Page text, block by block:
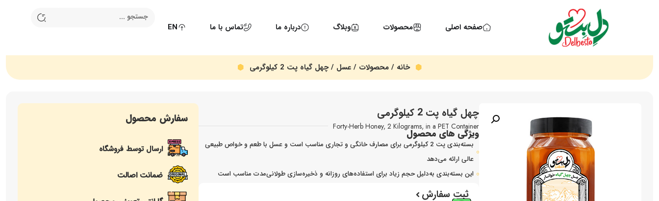
صفحه اصلی محصولات وبلاگ درباره ما تماس با ما EN
خانه /محصولات /عسل / چهل گیاه پت 2 کیلوگرمی
چهل گیاه پت 2 کیلوگرمی
Forty-Herb Honey, 2 Kilograms, in a PET Container
ویژگی های محصول
بسته‌بندی پت 2 کیلوگرمی برای مصارف خانگی و تجاری مناسب است و عسل با طعم و خواص طبیعی
عالی ارائه می‌دهد
این بسته‌بندی به‌دلیل حجم زیاد برای استفاده‌های روزانه و ذخیره‌سازی طولانی‌مدت مناسب است
ثبت سفارش
سفارش محصول
ارسال توسط فروشگاه
ضمانت اصالت